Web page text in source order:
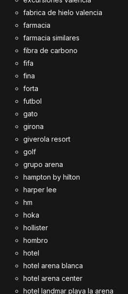
fabrica de hielo valencia
farmacia
farmacia similares
fibra de carbono
fifa
fina
forta
futbol
gato
girona
giverola resort
golf
grupo arena
hampton by hilton
harper lee
hm
hoka
hollister
hombro
hotel
hotel arena blanca
hotel arena center
hotel landmar playa la arena